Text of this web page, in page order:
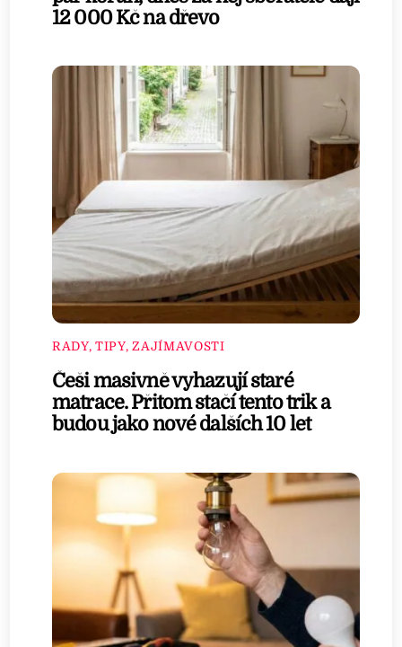
12 000 Kč na dřevo
RADY, TIPY, ZAJÍMAVOSTI
Češi masivně vyhazují staré
matrace. Přitom stačí tento trik a
budou jako nové dalších 10 let